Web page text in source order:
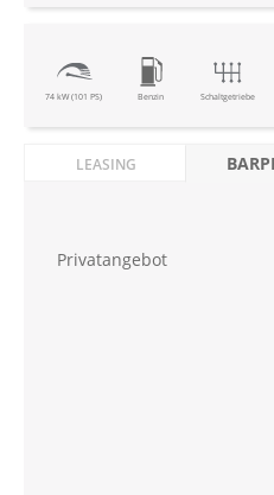
74 kW (101 PS) Benzin Schaltgetriebe
LEASING
Privatangebot